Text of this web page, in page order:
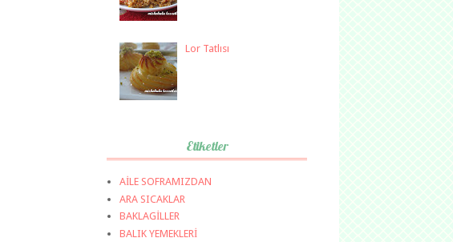
Lor Tatlısı
Etiketler
AİLE SOFRAMIZDAN
ARA SICAKLAR
BAKLAGİLLER
BALIK YEMEKLERİ